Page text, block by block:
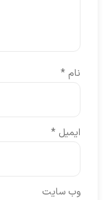
نام *
ایمیل *
وب‌ سایت